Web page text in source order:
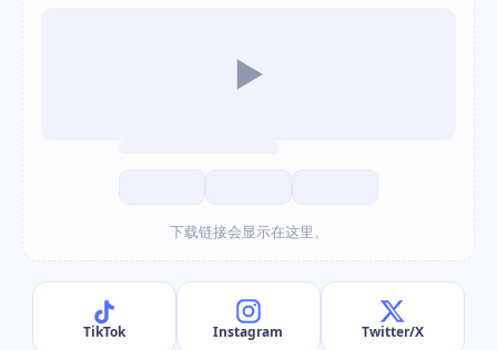
▶
下载链接会显示在这里。
TikTok Instagram Twitter/X